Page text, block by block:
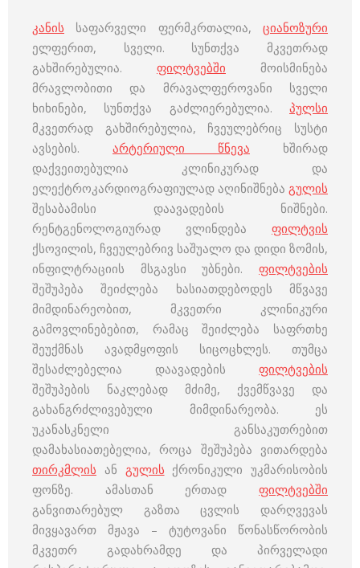
კანის საფარველი ფერმკრთალია, ციანოზური
ელფერით, სველი. სუნთქვა მკვეთრად
გახშირებულია. ფილტვებში მოისმინება
მრავლობითი და მრავალფეროვანი სველი
ხიხინები, სუნთქვა გაძლიერებულია. პულსი
მკვეთრად გახშირებულია, ჩვეულებრიც სუსტი
ავსების. არტერიული წნევა ხშირად
დაქვეითებულია კლინიკურად და
ელექტროკარდიოგრაფიულად აღინიშნება გულის
შესაბამისი დაავადების ნიშნები.
რენტგენოლოგიურად ვლინდება ფილტვის
ქსოვილის, ჩვეულებრივ საშუალო და დიდი ზომის,
ინფილტრაციის მსგავსი უბნები. ფილტვების
შეშუპება შეიძლება ხასიათდებოდეს მწვავე
მიმდინარეობით, მკვეთრი კლინიკური
გამოვლინებებით, რამაც შეიძლება საფრთხე
შეუქმნას ავადმყოფის სიცოცხლეს. თუმცა
შესაძლებელია დაავადების ფილტვების
შეშუპების ნაკლებად მძიმე, ქვემწვავე და
გახანგრძლივებული მიმდინარეობა. ეს
უკანასკნელი განსაკუთრებით
დამახასიათებელია, როცა შეშუპება ვითარდება
თირკმლის ან გულის ქრონიკული უკმარისობის
ფონზე. ამასთან ერთად ფილტვებში
განვითარებულ გაზთა ცვლის დარღვევას
მივყავართ მჟავა – ტუტოვანი წონასწორობის
მკვეთრ გადახრამდე და პირველადი